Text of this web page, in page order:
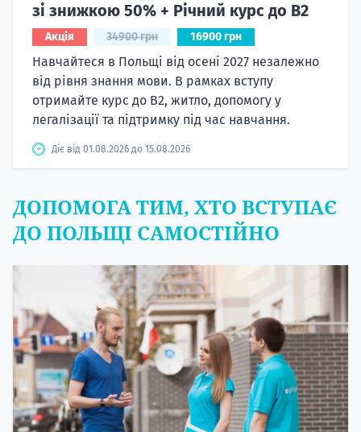
зі знижкою 50% + Річний курс до B2
Акція 34900 грн 16900 грн
Навчайтеся в Польщі від осені 2027 незалежно
від рівня знання мови. В рамках вступу
отримайте курс до B2, житло, допомогу у
легалізації та підтримку під час навчання.
Діє від 01.08.2026 до 15.08.2026
ДОПОМОГА ТИМ, ХТО ВСТУПАЄ
ДО ПОЛЬЩІ САМОСТІЙНО